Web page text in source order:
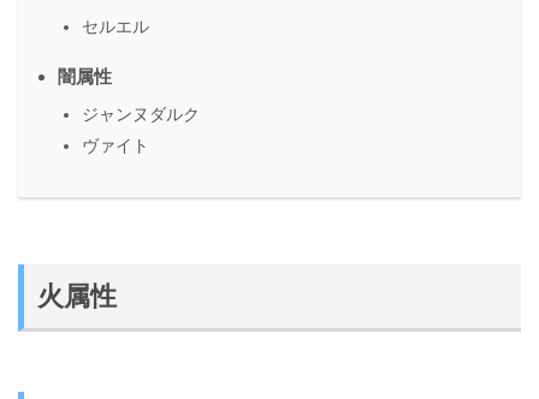
セルエル
闇属性
ジャンヌダルク
ヴァイト
火属性